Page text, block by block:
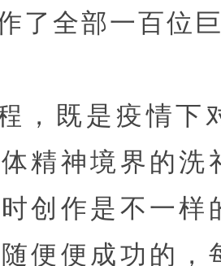
了全部一百位
，既是疫情下
精神境界的洗
创作是不一样
便便成功的，